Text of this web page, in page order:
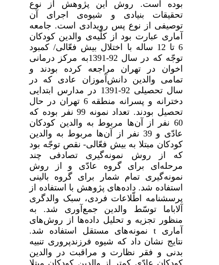
بوده است. روش این پژوهش از نوع
تحقیقات بنیادی و شیوه‌ی اجرای آن
توصیفی از نوع پس رویدادی است. جامعه
آماری عبارت بود از کلّیه‌ی والدین کودکان
6 تا 12 ساله با اختلال بیش فعّالی/ کمبود
توجّه که در سال 92-1391به مرکز درمانی
اخوان در تهران مراجعه کرده بودند و
تمامی والدین دانش‌آموزان عادی که در
سال تحصیلی 92-1391 در مدارس ابتدایی
دخترانه و پسرانه منطقه 6 تهران در حال
تحصیل بودند. تعداد نمونه 99 نفر بوده که
60 نفر از آن‌ها مربوط به والدین کودکان
عادّی و 39 نفر از آن‌ها مربوط به والدین
کودکان مبتلا به بیش فعّالی- نقص توجّه بود
که از روش نمونه‌گیری تصادفی چند
مرحله‌ای برای گروه عادّی و از روش
نمونه‌گیری تمام شمار برای گروه بالینی
استفاده شد. داده‌های پژوهش با استفاده از
پرسشنامه اطّلاعات فردی، سبک والدگری
آلاباما توسّط والدین جمع‌آوری شد. به
منظور تجزیه و تحلیل داده‌‌ها از روش‌های
آماری
نمونه‌های مستقل استفاده شد.
نتایج نشان داد که شیوه فرزندپروری تنبیه
بدنی و فقر نظارت و مراقبت در والدین
کودکان عادّی کمتر از والدین کودکان مبتلا